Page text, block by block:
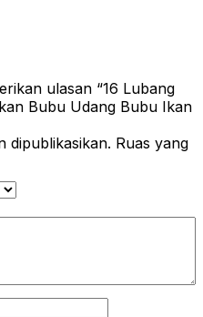
ulasan “16 Lubang
Bubu Udang Bubu Ikan
dipublikasikan. Ruas yang